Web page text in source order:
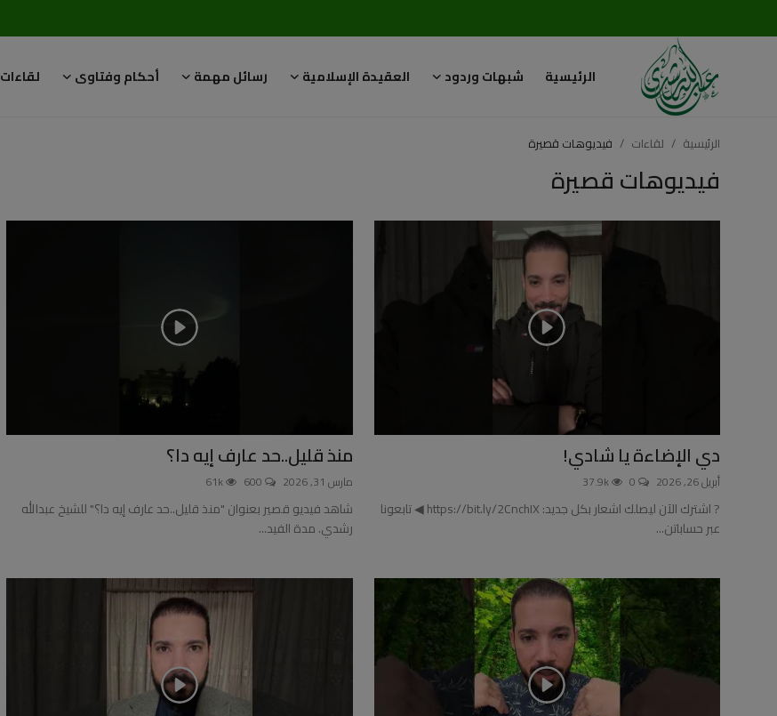
الرئيسية شبهات وردود العقيدة الإسلامية رسائل مهمة أحكام وفتاوى لقاءات
تسجيل
الدخول
العلمانية
مقالات مكتوبة
Arabic
الرئيسية لقاءات فيديوهات قصيرة
فيديوهات قصيرة
دي الإضاءة يا شادي!
أبريل 26, 2026
? اشترك الآن ليصلك اشعار بكل جديد: https://bit.ly/2CnchIX ◀ تابعونا
عبر حساباتن...
منذ قليل..حد عارف إيه دا؟
مارس 31, 2026 61k
شاهد فيديو قصير بعنوان "منذ قليل..حد عارف إيه دا؟" للشيخ عبدالله
رشدي. مدة الفيد...